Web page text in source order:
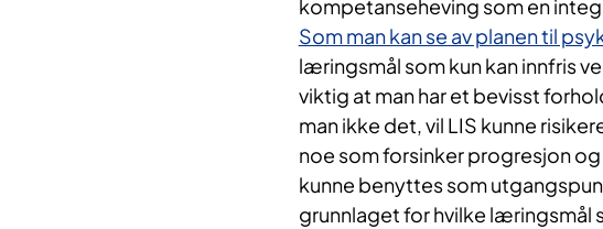
kompetanseheving som en
Som man kan se av planen til
læringsmål som kun kan innfris
viktig at man har et bevisst
man ikke det, vil LIS kunne
noe som forsinker progresjon
kunne benyttes som
grunnlaget for hvilke læringsmål